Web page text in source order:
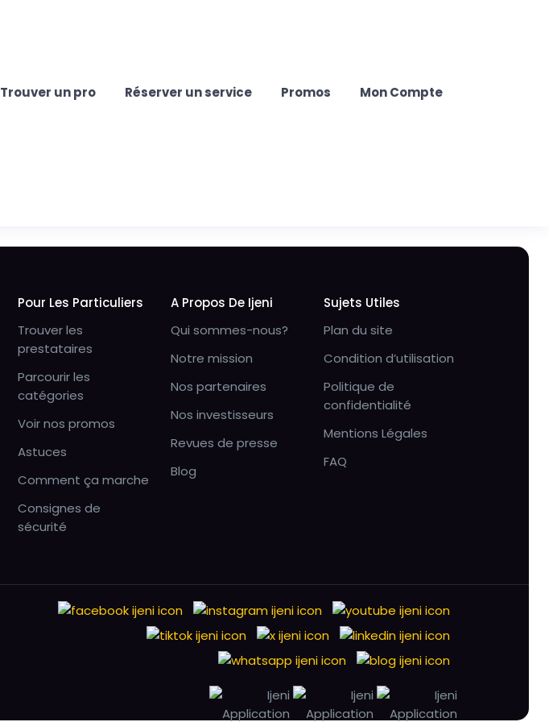
Trouver un pro Réserver un service Promos Mon Compte
Pour Les Particuliers
Trouver les
prestataires
Parcourir les
catégories
Voir nos promos
Astuces
Comment ça marche
Consignes de
sécurité
A Propos De Ijeni
Qui sommes-nous?
Notre mission
Nos partenaires
Nos investisseurs
Revues de presse
Blog
Sujets Utiles
Plan du site
Condition d’utilisation
Politique de
confidentialité
Mentions Légales
FAQ